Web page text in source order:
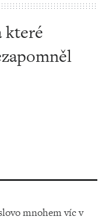
které
mnohem víc v